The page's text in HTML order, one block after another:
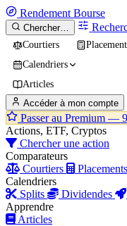
Rendement Bourse
Chercher…
Courtiers
Calendriers
Articles
Accéder à mon compte
Passer au Premium —
Actions, ETF, Cryptos
Chercher une action
Comparateurs
Courtiers
Placements
Calendriers
Splits
Dividendes
Apprendre
Articles